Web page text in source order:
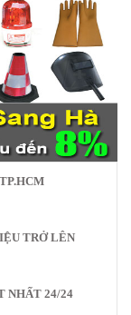
TRỞ LÊN
NHẤT 24/24